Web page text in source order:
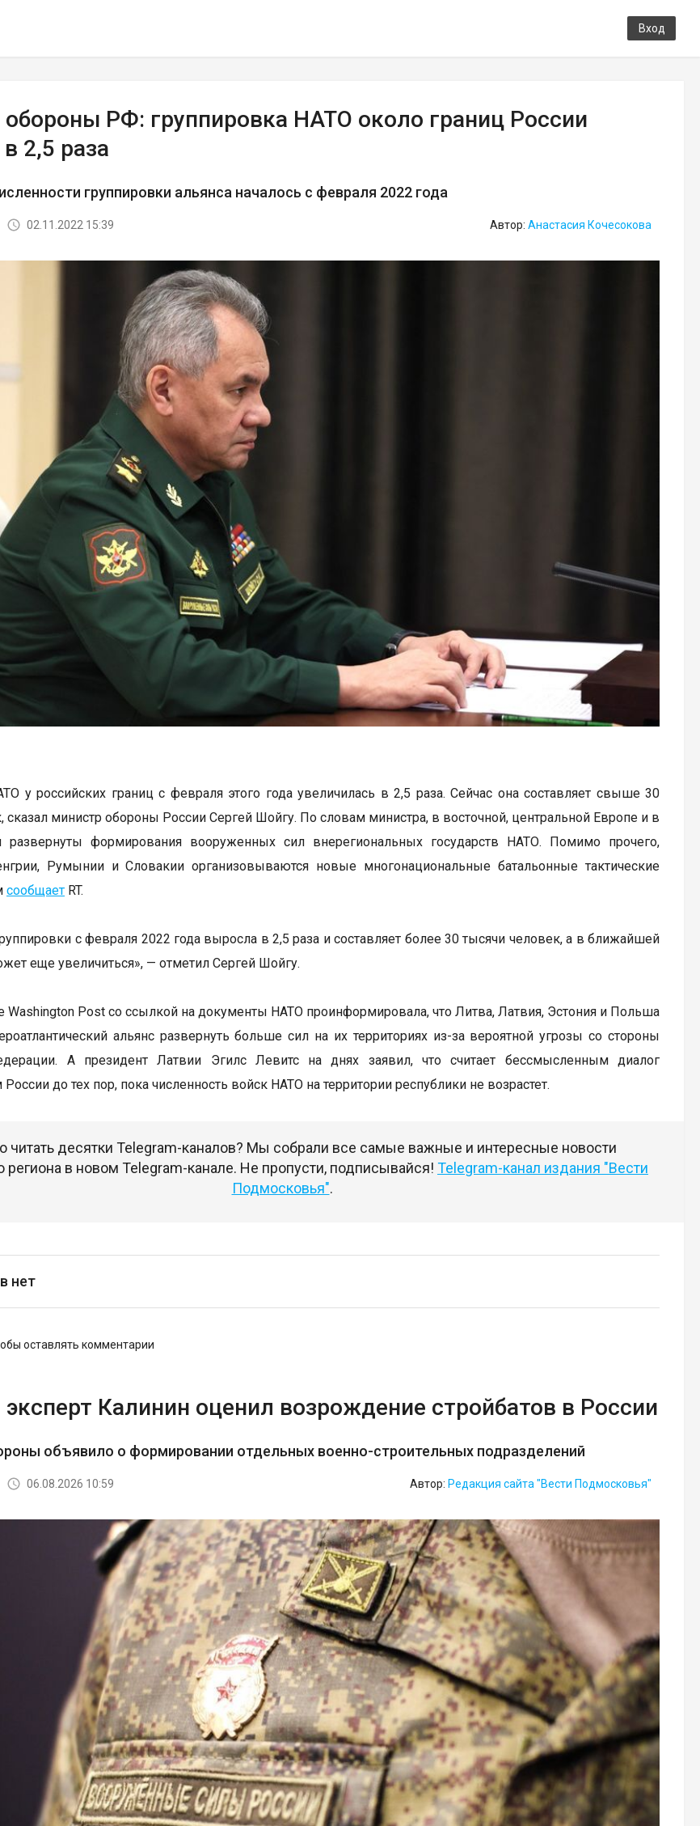
Вход
РФ: группировка НАТО около границ России
2,5 раза
группировки альянса началось с февраля 2022 года
02.11.2022 15:39 Автор: Анастасия Кочесокова
у российских границ с февраля этого года увеличилась в 2,5 раза. Сейчас она составляет свыше 30
сказал министр обороны России Сергей Шойгу. По словам министра, в восточной, центральной Европе и в
развернуты формирования вооруженных сил внерегиональных государств НАТО. Помимо прочего,
Румынии и Словакии организовываются новые многонациональные батальонные тактические
сообщает RT.
с февраля 2022 года выросла в 2,5 раза и составляет более 30 тысячи человек, а в ближайшей
еще увеличиться», — отметил Сергей Шойгу.
Washington Post со ссылкой на документы НАТО проинформировала, что Литва, Латвия, Эстония и Польша
альянс развернуть больше сил на их территориях из-за вероятной угрозы со стороны
А президент Латвии Эгилс Левитс на днях заявил, что считает бессмысленным диалог
до тех пор, пока численность войск НАТО на территории республики не возрастет.
читать десятки Telegram-каналов? Мы собрали все самые важные и интересные новости
региона в новом Telegram-канале. Не пропусти, подписывайся! Telegram-канал издания "Вести
Подмосковья".
нет
оставлять комментарии
Калинин оценил возрождение стройбатов в России
объявило о формировании отдельных военно-строительных подразделений
06.08.2026 10:59 Автор: Редакция сайта "Вести Подмосковья"